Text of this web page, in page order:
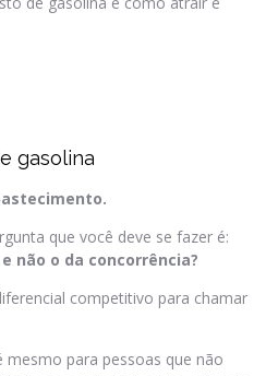
gasolina
que você deve se fazer é:
não o da concorrência?
competitivo para chamar
para pessoas que não